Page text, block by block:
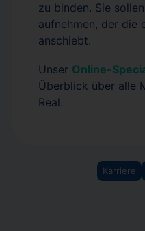
zu binden. Sie
aufnehmen, der die
anschiebt.
Unser Online-
Überblick über alle
Real.
Karriere